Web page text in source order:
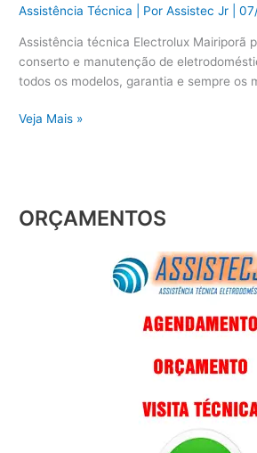
Assistência Técnica | PorAssistec Jr |
Assistência técnica Electrolux Mairiporã
conserto e manutenção de
todos os modelos, garantia e sempre os
Mairiporã
Veja Mais »
ORÇAMENTOS